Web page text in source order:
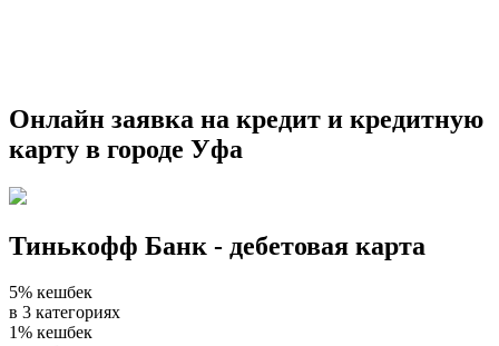
Онлайн заявка на кредит и кредитную
карту в городе Уфа
Тинькофф Банк - дебетовая карта
5% кешбек
в 3 категориях
1% кешбек